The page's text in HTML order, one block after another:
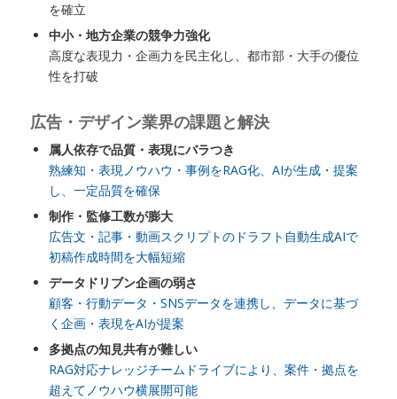
を確立
中小・地方企業の競争力強化
高度な表現力・企画力を民主化し、都市部・大手の優位
性を打破
広告・デザイン業界の課題と解決
属人依存で品質・表現にバラつき
熟練知・表現ノウハウ・事例をRAG化、AIが生成・提案
し、一定品質を確保
制作・監修工数が膨大
広告文・記事・動画スクリプトのドラフト自動生成AIで
初稿作成時間を大幅短縮
データドリブン企画の弱さ
顧客・行動データ・SNSデータを連携し、データに基づ
く企画・表現をAIが提案
多拠点の知見共有が難しい
RAG対応ナレッジチームドライブにより、案件・拠点を
超えてノウハウ横展開可能